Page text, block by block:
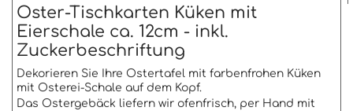
Oster-Tischkarten Küken mit
Eierschale ca. 12cm - inkl.
Zuckerbeschriftung
Dekorieren Sie Ihre Ostertafel mit farbenfrohen Küken
mit Osterei-Schale auf dem Kopf.
Das Ostergebäck liefern wir ofenfrisch, per Hand mit